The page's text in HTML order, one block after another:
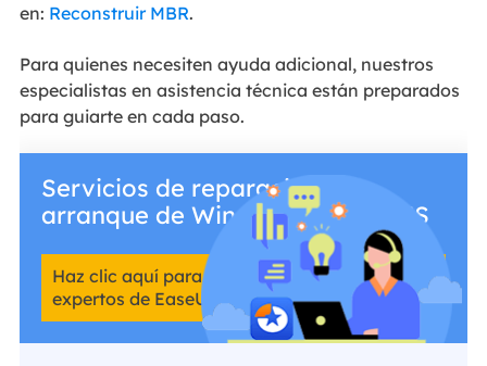
en: Reconstruir MBR.
Para quienes necesiten ayuda adicional, nuestros
especialistas en asistencia técnica están preparados
para guiarte en cada paso.
Servicios de reparación de
arranque de Windows de EaseUS
Haz clic aquí para contactar gratis con los
expertos de EaseUS Partition Master